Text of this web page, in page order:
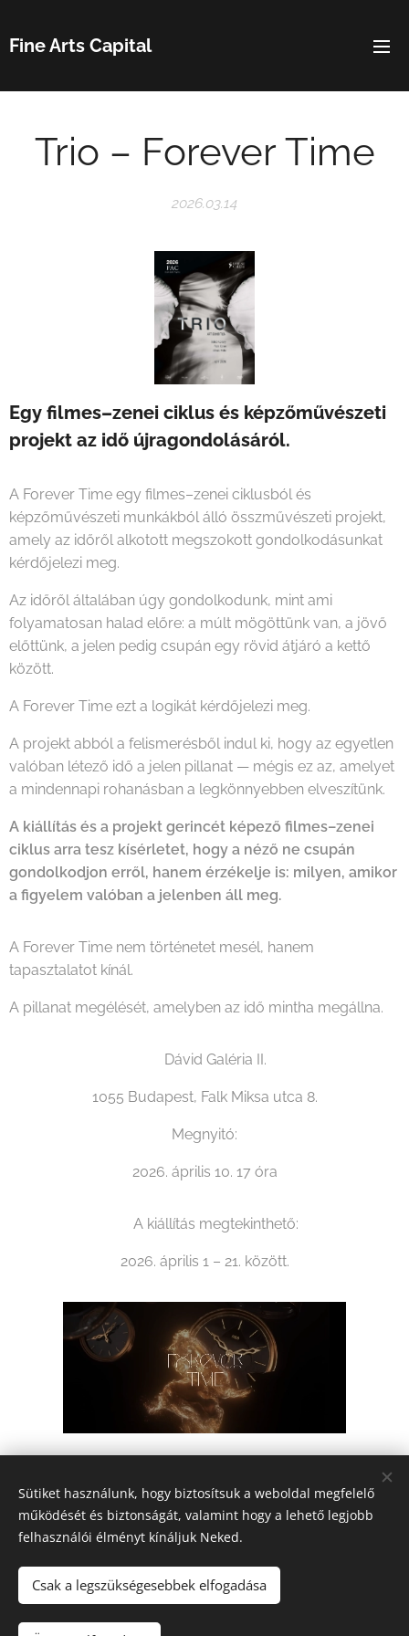
Fine Arts Capital
Trio – Forever Time
2026.03.14
Egy filmes–zenei ciklus és képzőművészeti
projekt az idő újragondolásáról.
A Forever Time egy filmes–zenei ciklusból és
képzőművészeti munkákból álló összművészeti projekt,
amely az időről alkotott megszokott gondolkodásunkat
kérdőjelezi meg.
Az időről általában úgy gondolkodunk, mint ami
folyamatosan halad előre: a múlt mögöttünk van, a jövő
előttünk, a jelen pedig csupán egy rövid átjáró a kettő
között.
A Forever Time ezt a logikát kérdőjelezi meg.
A projekt abból a felismerésből indul ki, hogy az egyetlen
valóban létező idő a jelen pillanat — mégis ez az, amelyet
a mindennapi rohanásban a legkönnyebben elveszítünk.
A kiállítás és a projekt gerincét képező filmes–zenei
ciklus arra tesz kísérletet, hogy a néző ne csupán
gondolkodjon erről, hanem érzékelje is: milyen, amikor
a figyelem valóban a jelenben áll meg.
A Forever Time nem történetet mesél, hanem
tapasztalatot kínál.
A pillanat megélését, amelyben az idő mintha megállna.
📍 Dávid Galéria II.
1055 Budapest, Falk Miksa utca 8.
Megnyitó:
2026. április 10. 17 óra
🗓 A kiállítás megtekinthető:
2026. április 1 – 21. között.
2026 Fine Arts Capital művészeti egyesület | Minden jog
Sütiket használunk, hogy biztosítsuk a weboldal megfelelő
működését és biztonságát, valamint hogy a lehető legjobb
felhasználói élményt kínáljuk Neked.
Csak a legszükségesebbek elfogadása